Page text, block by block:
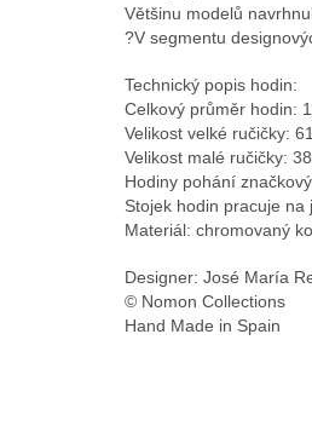
Většinu modelů
?V segmentu
Technický popis hodin:
Celkový průměr hodin:
Velikost velké ručičky:
Velikost malé ručičky:
Hodiny pohání
Stojek hodin pracuje na
Materiál: chromovaný
Designer: José María
© Nomon Collections
Hand Made in Spain